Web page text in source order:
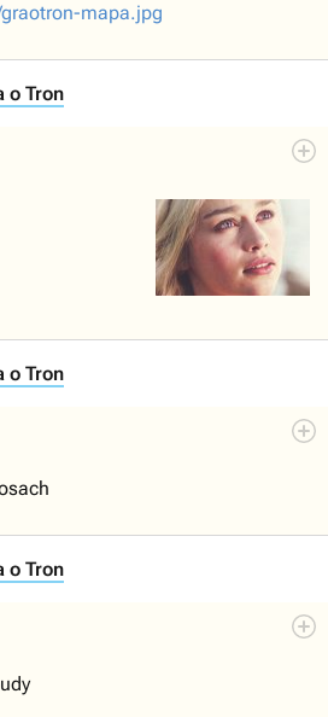
mapa.jpg
o Tron
o Tron
o Tron